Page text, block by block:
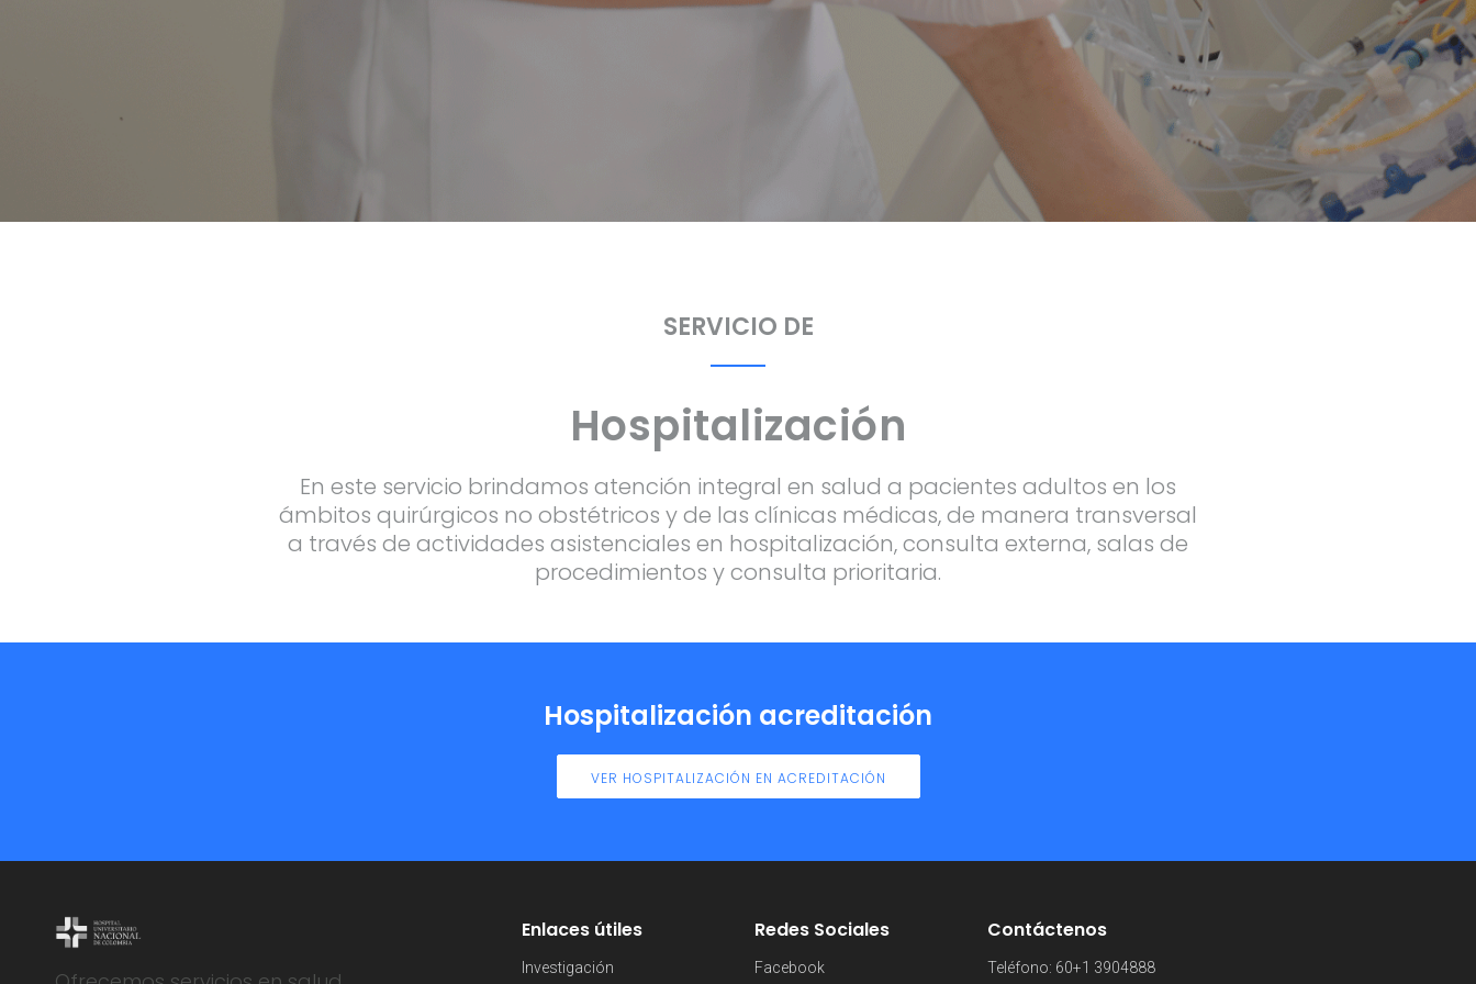
SERVICIO DE
Hospitalización
En este servicio brindamos atención integral en salud a pacientes adultos en los
ámbitos quirúrgicos no obstétricos y de las clínicas médicas, de manera transversal
a través de actividades asistenciales en hospitalización, consulta externa, salas de
procedimientos y consulta prioritaria.
Hospitalización acreditación
VER HOSPITALIZACIÓN EN ACREDITACIÓN
Enlaces útiles
Investigación
Redes Sociales
Facebook
Contáctenos
Teléfono: 60+1 3904888